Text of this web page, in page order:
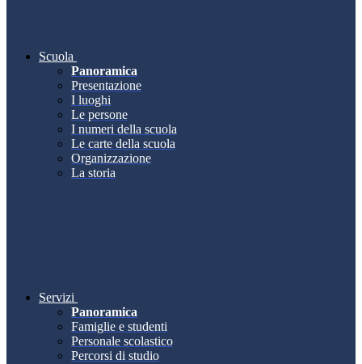
Scuola
Panoramica
Presentazione
I luoghi
Le persone
I numeri della scuola
Le carte della scuola
Organizzazione
La storia
Servizi
Panoramica
Famiglie e studenti
Personale scolastico
Percorsi di studio